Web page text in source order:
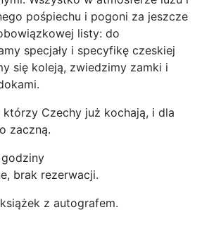
pośpiechu i pogoni za jeszcze
listy: do
specjały i specyfikę czeskiej
się koleją, zwiedzimy zamki i
Czechy już kochają, i dla
zaczną.
brak rezerwacji.
z autografem.